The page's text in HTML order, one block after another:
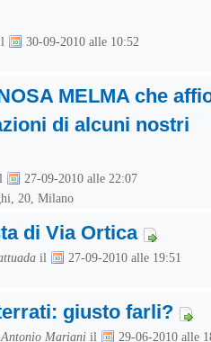
30-09-2010 alle 10:52
MELMA che
di alcuni nostri
27-09-2010 alle 22:07
20, Milano
di Via Ortica
il
27-09-2010 alle 19:51
giusto farli?
Mariani il
29-06-2010 alle